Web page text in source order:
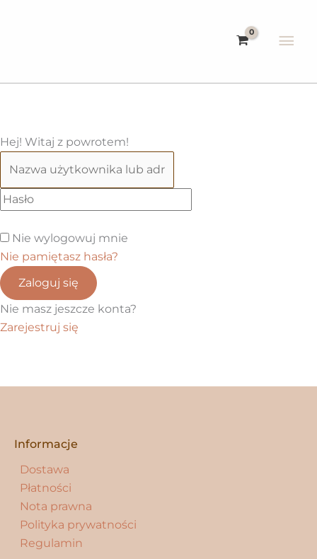
Hej! Witaj z powrotem!
Nie wylogowuj mnie
Nie pamiętasz hasła?
Zaloguj się
Nie masz jeszcze konta?
Zarejestruj się
Informacje
Dostawa
Płatności
Nota prawna
Polityka prywatności
Regulamin